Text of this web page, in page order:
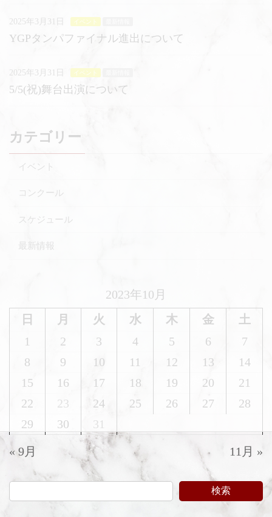
2025年3月31日 イベント
YGPタンパファイナル進出について
2025年3月31日 イベント
5/5(祝)舞台出演について
カテゴリー
イベント
コンクール
スケジュール
最新情報
2023年10月
日
月 火 水 木 金
土
1
2 3 4 5 6
7
8
9 10 11 12 13
14
15
16 17 18 19 20
21
22
23 24 25 26 27
28
29
30 31
« 9月 11月 »
検索